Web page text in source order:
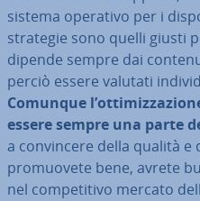
sistema operativo per i
strategie sono quelli giusti
dipende sempre dai
perciò essere valutati
Comunque
essere sempre una parte
a con­vin­ce­re della qualità e
pro­muo­ve­te bene, avrete
nel com­pe­ti­ti­vo mercato